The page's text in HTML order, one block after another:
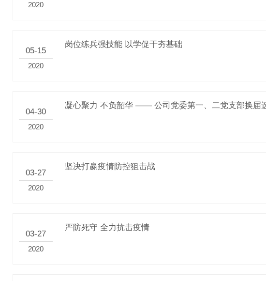
2020
05-15
2020
岗位练兵强技能 以学促干夯基础
04-30
2020
凝心聚力 不负韶华 —— 公司党委第一、二党支部换届
03-27
2020
坚决打赢疫情防控狙击战
03-27
2020
严防死守 全力抗击疫情